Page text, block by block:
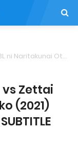
Naritakunai Otoko
vs Zettai
(2021)